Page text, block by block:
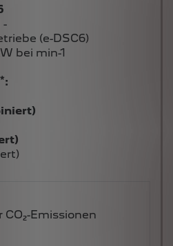
(e-DSC6)
bei min-1
Emissionen